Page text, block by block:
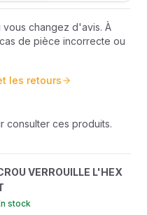
vous changez d'avis. À
de pièce incorrecte ou
les retours
consulter ces produits.
?
L'HEX PT
VERROUILLE L'HEX
stock